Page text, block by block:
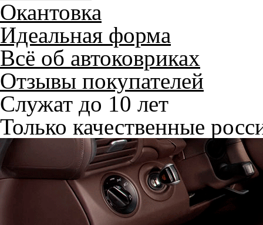
Окантовка
Идеальная форма
Всё об автоковриках
Отзывы покупателей
Служат до 10 лет
Только качественные